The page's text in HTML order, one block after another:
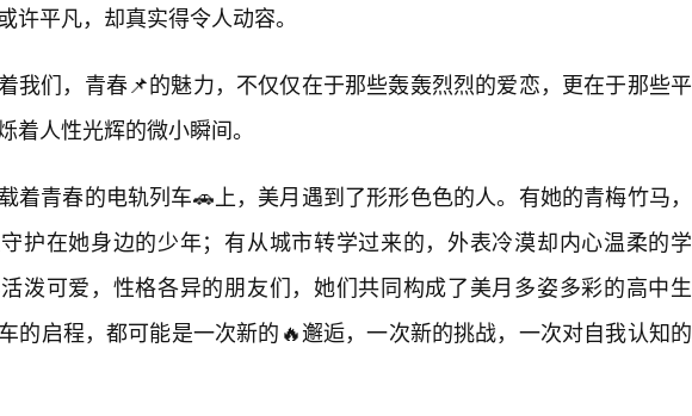
许平凡，却真实得令人动容。
我们，青春📌的魅力，不仅仅在于那些轰轰烈烈的爱恋，更在于那些平
着人性光辉的微小瞬间。
着青春的电轨列车🚗上，美月遇到了形形色色的人。有她的青梅竹马，
护在她身边的少年；有从城市转学过来的，外表冷漠却内心温柔的学
泼可爱，性格各异的朋友们，她们共同构成了美月多姿多彩的高中生
的启程，都可能是一次新的🔥邂逅，一次新的挑战，一次对自我认知的